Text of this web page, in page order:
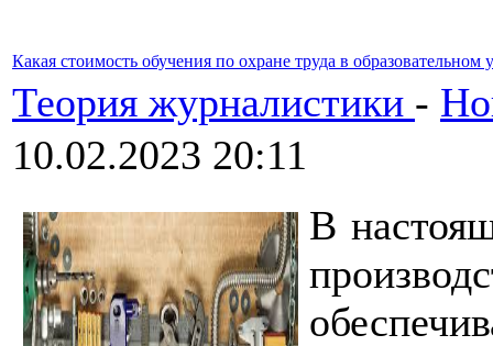
Какая стоимость обучения по охране труда в образовательном
Теория журналистики -
10.02.2023 20:11
В